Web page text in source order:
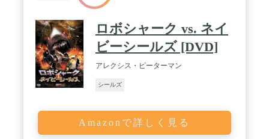
ロボシャーク vs. ネイ
ビーシールズ [DVD]
アレクシス・ピーターマン
シールズ
Amazonで詳しく見る